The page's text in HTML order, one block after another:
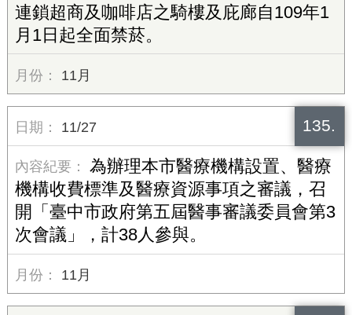
連鎖超商及咖啡店之騎樓及庇廊自109年1
月1日起全面禁菸。
11月
135.
11/27
為辦理本市醫療機構設置、醫療
機構收費標準及醫療資源事項之審議，召
開「臺中市政府第五屆醫事審議委員會第3
次會議」，計38人參與。
11月